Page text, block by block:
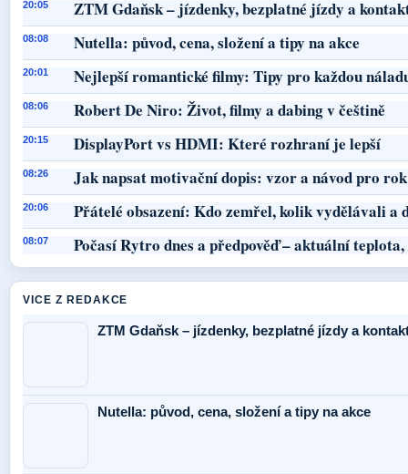
20:05 ZTM Gdaňsk – jízdenky, bezplatné jízdy a
08:08 Nutella: původ, cena, složení a tipy na akce
20:01 Nejlepší romantické filmy: Tipy pro každou
08:06 Robert De Niro: Život, filmy a dabing v češtině
20:15 DisplayPort vs HDMI: Které rozhraní je lepší
08:26 Jak napsat motivační dopis: vzor a návod pro
20:06 Přátelé obsazení: Kdo zemřel, kolik vydělávali a
08:07 Počasí Rytro dnes a předpověď – aktuální
VICE Z REDAKCE
ZTM Gdaňsk – jízdenky, bezplatné jízdy a
Nutella: původ, cena, složení a tipy na akce